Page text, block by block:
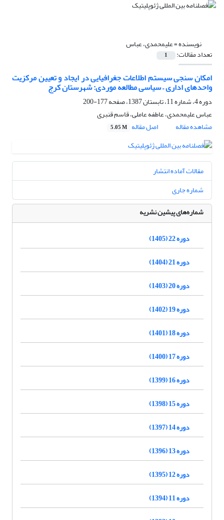
نویسنده =علیمحمدی، عباس
تعداد مقالات: 1
امکان‌ سنجی سیستم اطلاعات جغرافیایی در ایجاد و تعیین مرکزیت
واحد‌های اداری – سیاسی مطالعه موردی: شهرستان کرج
دوره 4، شماره 11، تابستان 1387، صفحه
177-200
عباس علیمحمدی، عاطفه عاملی، قاسم قنبری
مشاهده مقاله
اصل مقاله 5.05 M
مقالات آماده انتشار
شماره جاری
شماره‌های پیشین نشریه
دوره 22 (1405)
دوره 21 (1404)
دوره 20 (1403)
دوره 19 (1402)
دوره 18 (1401)
دوره 17 (1400)
دوره 16 (1399)
دوره 15 (1398)
دوره 14 (1397)
دوره 13 (1396)
دوره 12 (1395)
دوره 11 (1394)